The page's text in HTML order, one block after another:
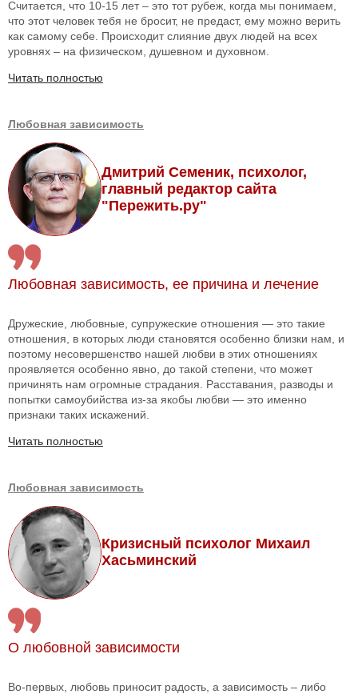
Считается, что 10-15 лет – это тот рубеж, когда мы понимаем,
что этот человек тебя не бросит, не предаст, ему можно верить
как самому себе. Происходит слияние двух людей на всех
уровнях – на физическом, душевном и духовном.
Читать полностью
Любовная зависимость
Дмитрий Семеник, психолог,
главный редактор сайта
"Пережить.ру"
Любовная зависимость, ее причина и лечение
Дружеские, любовные, супружеские отношения — это такие
отношения, в которых люди становятся особенно близки нам, и
поэтому несовершенство нашей любви в этих отношениях
проявляется особенно явно, до такой степени, что может
причинять нам огромные страдания. Расставания, разводы и
попытки самоубийства из-за якобы любви — это именно
признаки таких искажений.
Читать полностью
Любовная зависимость
Кризисный психолог Михаил
Хасьминский
О любовной зависимости
Во-первых, любовь приносит радость, а зависимость – либо